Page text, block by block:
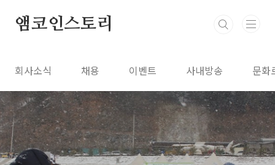
앰코인스토리
회사소식 채용 이벤트 사내방송 문화